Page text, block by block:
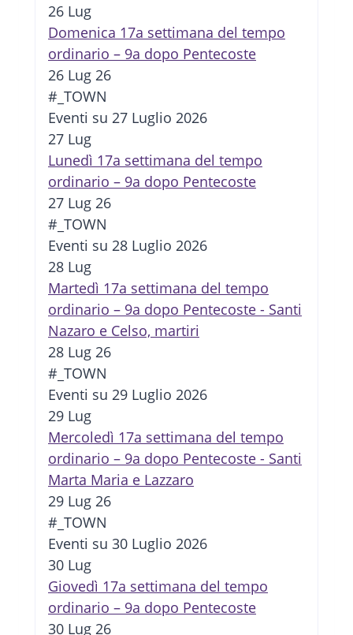
26 Lug
Domenica 17a settimana del tempo
ordinario – 9a dopo Pentecoste
26 Lug 26
#_TOWN
Eventi su 27 Luglio 2026
27 Lug
Lunedì 17a settimana del tempo
ordinario – 9a dopo Pentecoste
27 Lug 26
#_TOWN
Eventi su 28 Luglio 2026
28 Lug
Martedì 17a settimana del tempo
ordinario – 9a dopo Pentecoste - Santi
Nazaro e Celso, martiri
28 Lug 26
#_TOWN
Eventi su 29 Luglio 2026
29 Lug
Mercoledì 17a settimana del tempo
ordinario – 9a dopo Pentecoste - Santi
Marta Maria e Lazzaro
29 Lug 26
#_TOWN
Eventi su 30 Luglio 2026
30 Lug
Giovedì 17a settimana del tempo
ordinario – 9a dopo Pentecoste
30 Lug 26